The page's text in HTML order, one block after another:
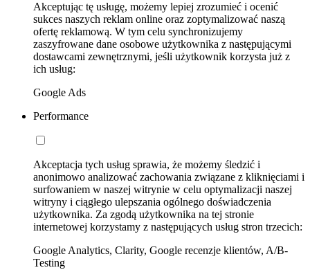
Akceptując tę usługę, możemy lepiej zrozumieć i ocenić
sukces naszych reklam online oraz zoptymalizować naszą
ofertę reklamową. W tym celu synchronizujemy
zaszyfrowane dane osobowe użytkownika z następującymi
dostawcami zewnętrznymi, jeśli użytkownik korzysta już z
ich usług:
Google Ads
Performance
Akceptacja tych usług sprawia, że możemy śledzić i
anonimowo analizować zachowania związane z kliknięciami i
surfowaniem w naszej witrynie w celu optymalizacji naszej
witryny i ciągłego ulepszania ogólnego doświadczenia
użytkownika. Za zgodą użytkownika na tej stronie
internetowej korzystamy z następujących usług stron trzecich:
Google Analytics, Clarity, Google recenzje klientów, A/B-
Testing